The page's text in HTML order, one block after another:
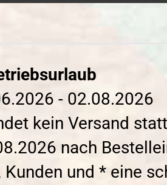
- 02.08.2026
kein Versand
nach
und * eine